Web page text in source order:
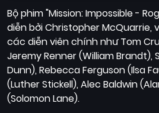
Bộ phim "Mission: Impossible -
diễn bởi Christopher McQuarrie,
các diễn viên chính như Tom
Jeremy Renner (William Brandt),
Dunn), Rebecca Ferguson (Ilsa
(Luther Stickell), Alec Baldwin
(Solomon Lane).